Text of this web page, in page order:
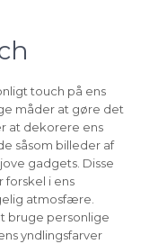
touch på ens
måder at gøre det
at dekorere ens
såsom billeder af
gadgets. Disse
forskel i ens
atmosfære.
bruge personlige
yndlingsfarver